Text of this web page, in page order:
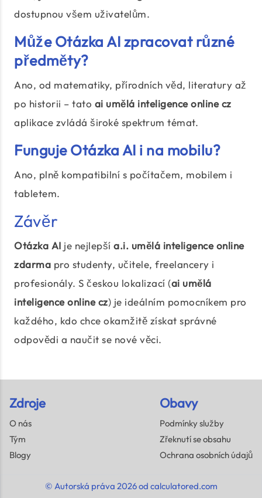
dostupnou všem uživatelům.
Může Otázka AI zpracovat různé
předměty?
Ano, od matematiky, přírodních věd, literatury až
po historii – tato ai umělá inteligence online cz
aplikace zvládá široké spektrum témat.
Funguje Otázka AI i na mobilu?
Ano, plně kompatibilní s počítačem, mobilem i
tabletem.
Závěr
Otázka AI je nejlepší a.i. umělá inteligence online
zdarma pro studenty, učitele, freelancery i
profesionály. S českou lokalizací (ai umělá
inteligence online cz) je ideálním pomocníkem pro
každého, kdo chce okamžitě získat správné
odpovědi a naučit se nové věci.
Zdroje
O nás
Tým
Blogy
Obavy
Podmínky služby
Zřeknutí se obsahu
Ochrana osobních údajů
© Autorská práva 2026 od calculatored.com